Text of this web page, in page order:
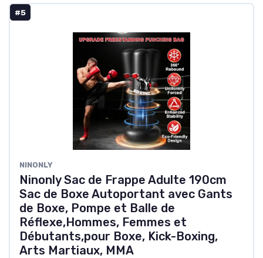
#5
NINONLY
Ninonly Sac de Frappe Adulte 190cm
Sac de Boxe Autoportant avec Gants
de Boxe, Pompe et Balle de
Réflexe,Hommes, Femmes et
Débutants,pour Boxe, Kick-Boxing,
Arts Martiaux, MMA